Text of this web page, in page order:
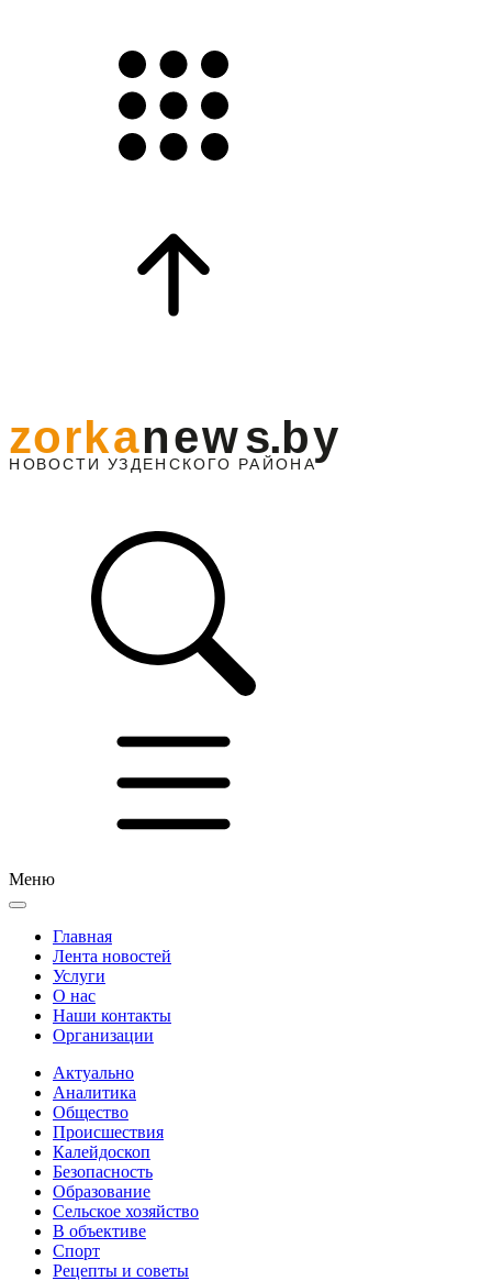
Меню
Главная
Лента новостей
Услуги
О нас
Наши контакты
Организации
Актуально
Аналитика
Общество
Происшествия
Калейдоскоп
Безопасность
Образование
Сельское хозяйство
В объективе
Спорт
Рецепты и советы